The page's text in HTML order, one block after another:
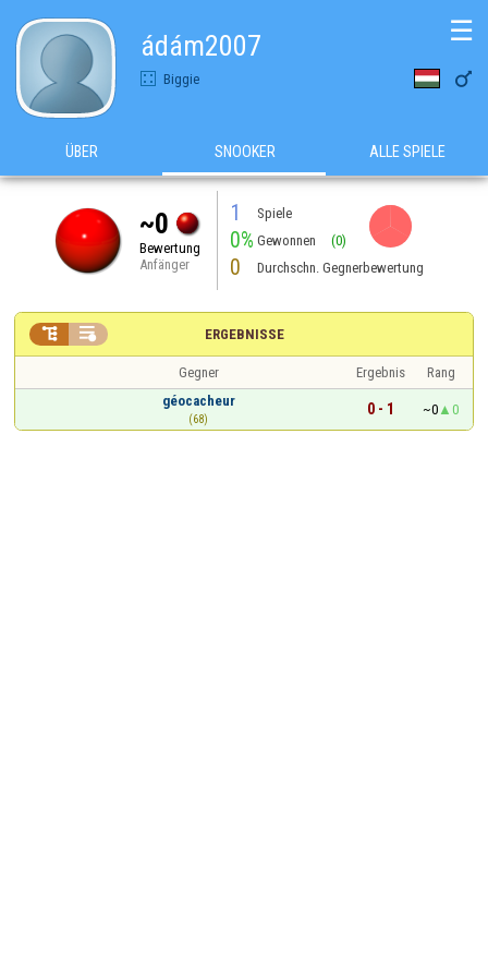
ádám2007
Biggie 
☰
ÜBER SNOOKER ALLE SPIELE
~0
Bewertung
Anfänger
1 Spiele
0% Gewonnen (0)
0 Durchschn. Gegnerbewertung
ERGEBNISSE
 
Gegner Ergebnis
Rang
géocacheur
(68)
0 - 1 ~0 0